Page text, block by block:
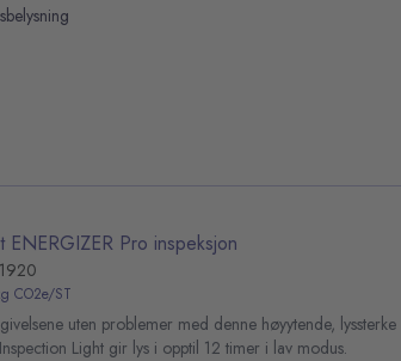
ENERGIZER Pro inspeksjon
CO2e/ST
uten problemer med denne høyytende,
Light gir lys i opptil 12 timer i lav modus.